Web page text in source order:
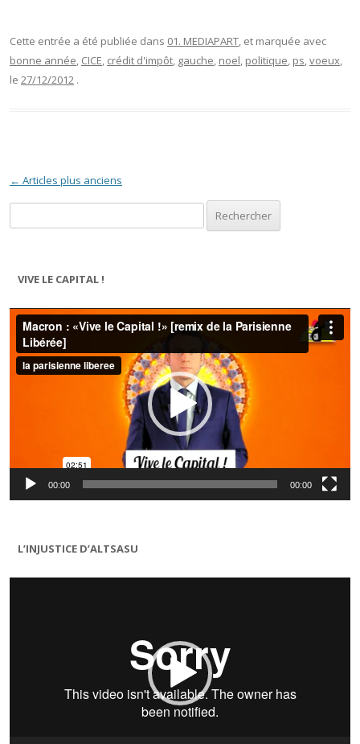
Cette entrée a été publiée dans 01. MEDIAPART, et marquée avec
bonne année, CICE, crédit d'impôt, gauche, noel, politique, ps,voeux,
le 27/12/2012 .
Navigation des articles
← Articles plus anciens
VIVE LE CAPITAL !
Lecteur
vidéo
00:00 00:00
L’INJUSTICE D’ALTSASU
Lecteur